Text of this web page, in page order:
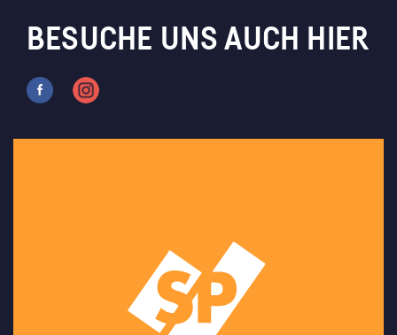
BESUCHE UNS AUCH HIER